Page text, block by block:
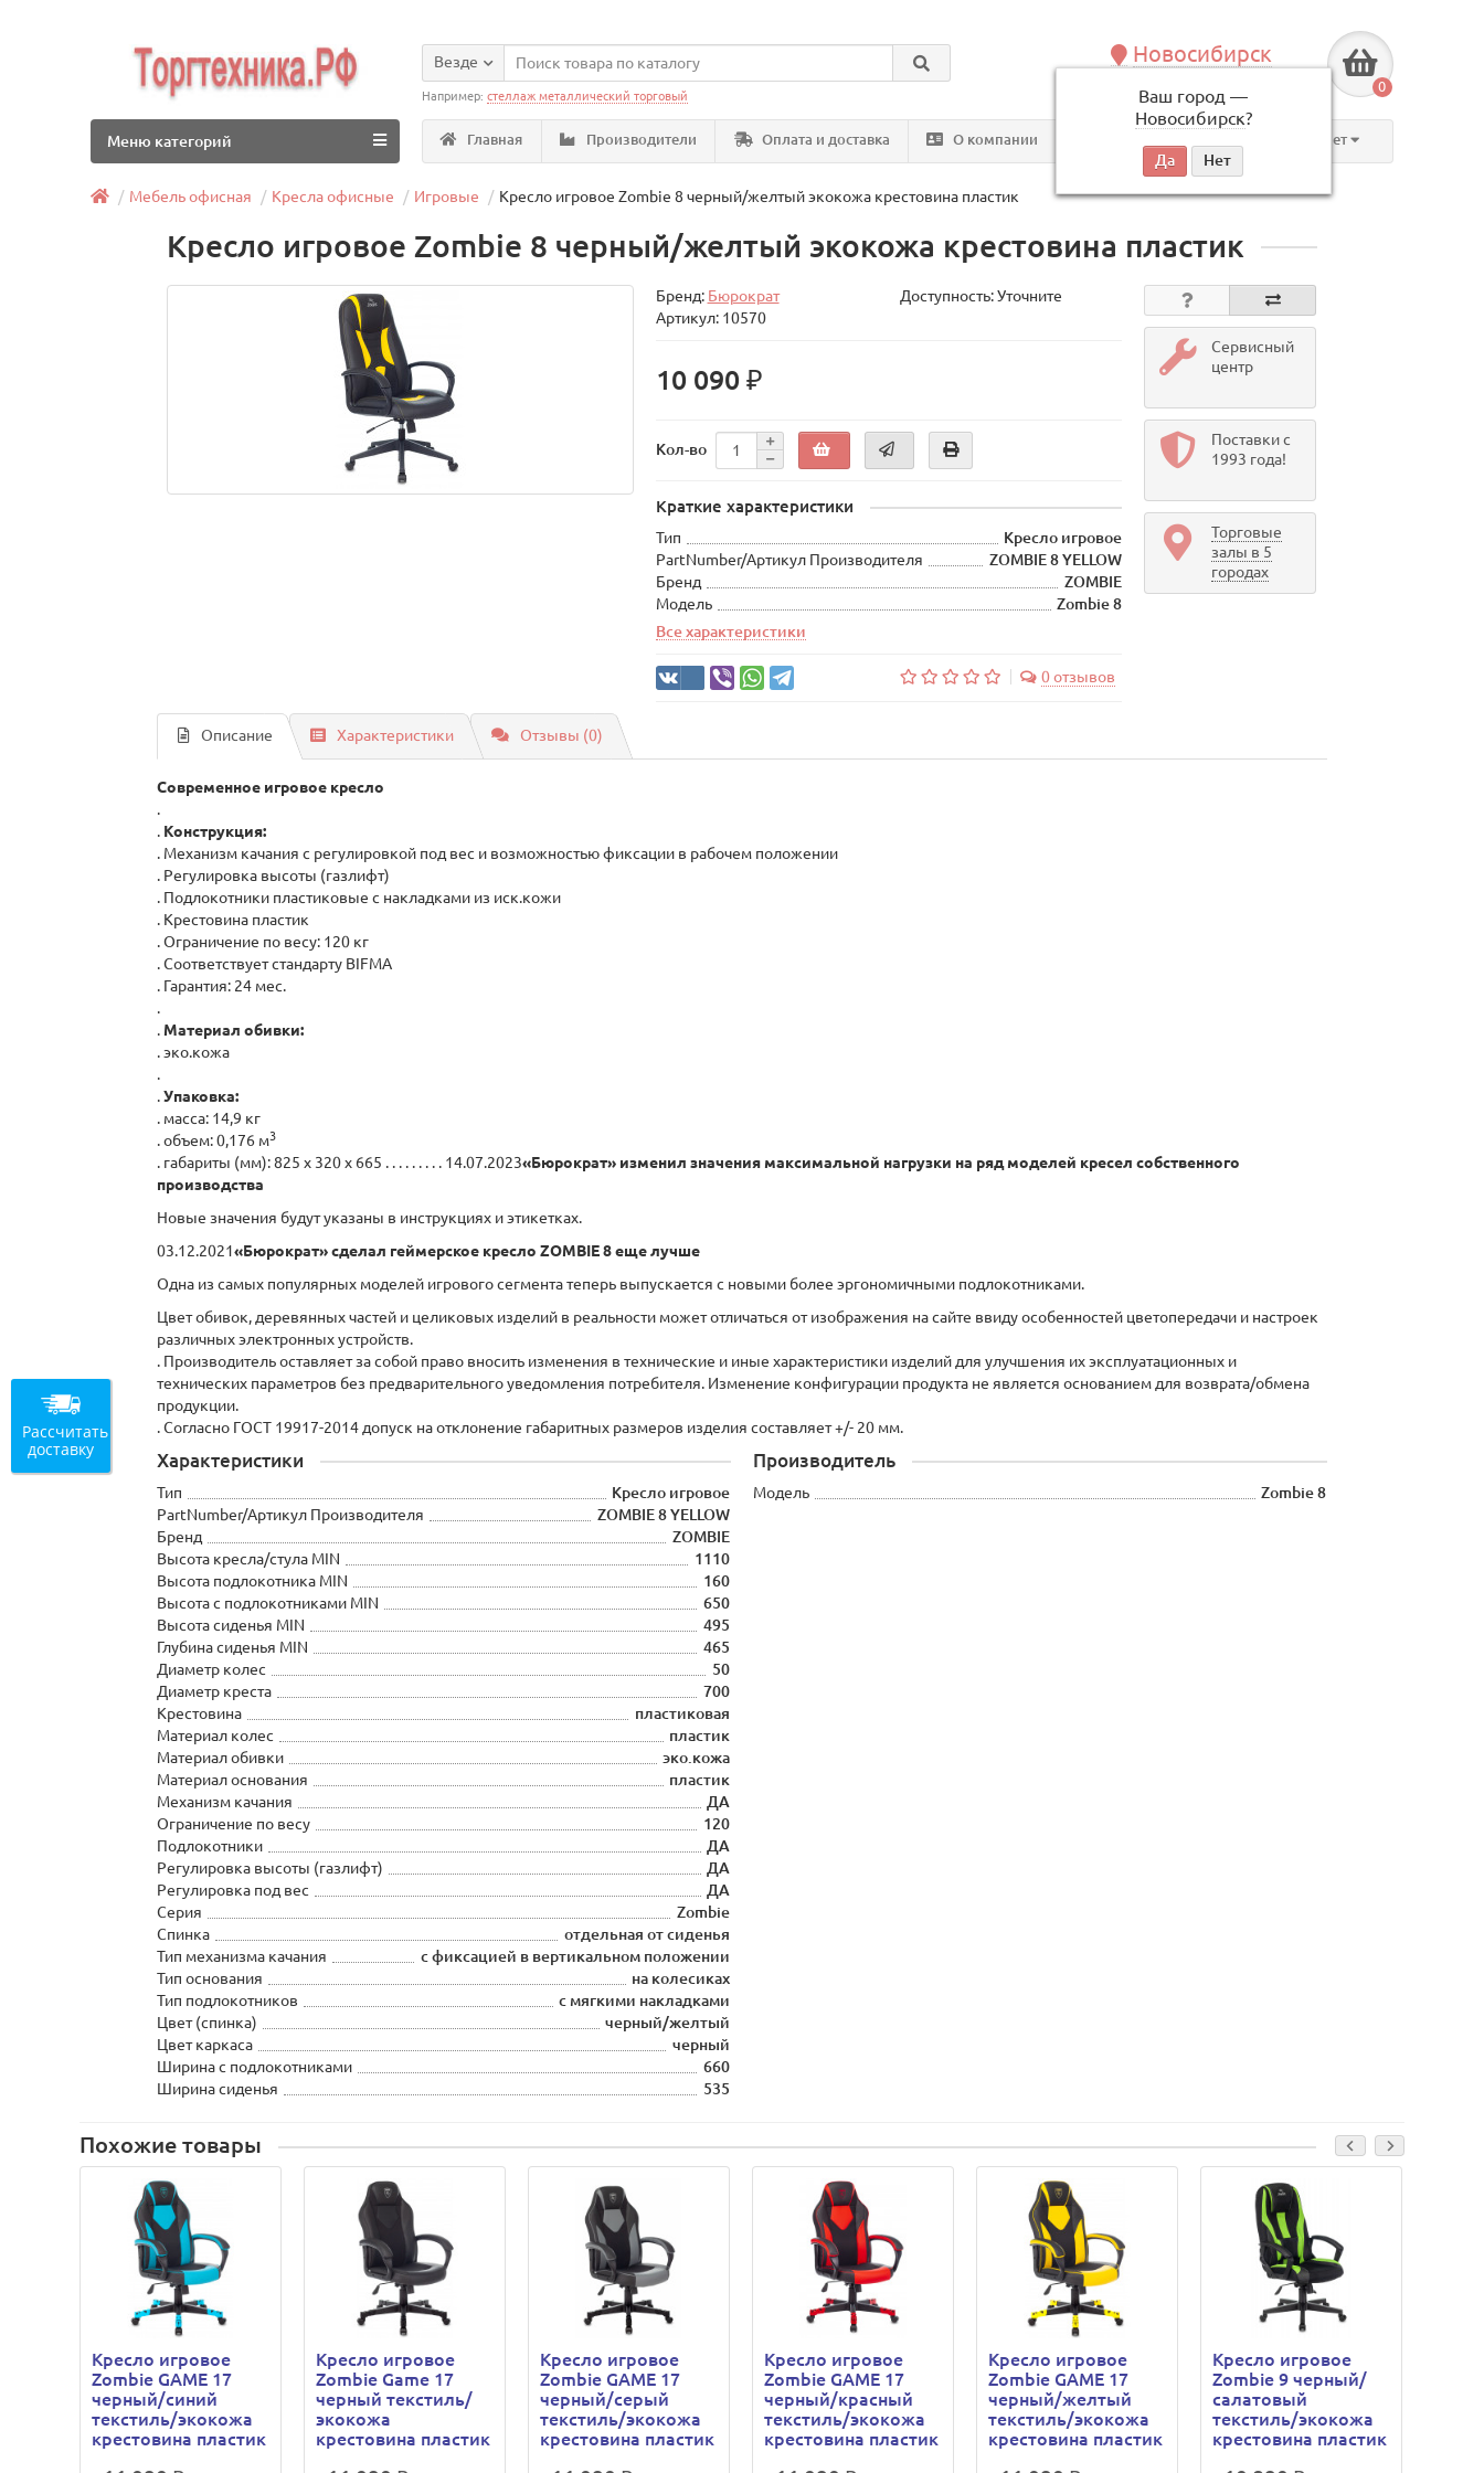
Новосибирск
Ваш город —
Новосибирск?
по будням, с 09:00 до 18:00
0
Везде
Например:стеллаж металлический торговый
Главная Производители Оплата и доставка О компании Личный кабинет
Меню категорий
Мебель офисная Кресла офисные Игровые Кресло игровое Zombie 8 черный/желтый экокожа крестовина пластик
Кресло игровое Zombie 8 черный/желтый экокожа крестовина пластик
Бренд: Бюрократ
Доступность: Уточните
Артикул: 10570
10 090 ₽
Кол-во
Краткие характеристики
Тип
Кресло игровое
PartNumber/Артикул Производителя
ZOMBIE 8 YELLOW
Бренд
ZOMBIE
Модель
Zombie 8
Все характеристики
0 отзывов
Сервисный
центр
Поставки с
1993 года!
Торговые
залы в 5
городах
Описание Характеристики Отзывы (0)
Современное игровое кресло
.
. Конструкция:
. Механизм качания с регулировкой под вес и возможностью фиксации в рабочем положении
. Регулировка высоты (газлифт)
. Подлокотники пластиковые с накладками из иск.кожи
. Крестовина пластик
. Ограничение по весу: 120 кг
. Соответствует стандарту BIFMA
. Гарантия: 24 мес.
.
. Материал обивки:
. эко.кожа
.
.Упаковка:
. масса: 14,9 кг
. объем: 0,176 м3
. габариты (мм): 825 x 320 x 665 . . . . . . . . . 14.07.2023«Бюрократ» изменил значения максимальной нагрузки на ряд моделей кресел собственного
производства
Новые значения будут указаны в инструкциях и этикетках.
03.12.2021«Бюрократ» сделал геймерское кресло ZOMBIE 8 еще лучше
Одна из самых популярных моделей игрового сегмента теперь выпускается с новыми более эргономичными подлокотниками.
Цвет обивок, деревянных частей и целиковых изделий в реальности может отличаться от изображения на сайте ввиду особенностей цветопередачи и настроек
различных электронных устройств.
. Производитель оставляет за собой право вносить изменения в технические и иные характеристики изделий для улучшения их эксплуатационных и
технических параметров без предварительного уведомления потребителя. Изменение конфигурации продукта не является основанием для возврата/обмена
продукции.
. Согласно ГОСТ 19917-2014 допуск на отклонение габаритных размеров изделия составляет +/- 20 мм.
Характеристики
Тип
Кресло игровое
PartNumber/Артикул Производителя
ZOMBIE 8 YELLOW
Бренд
ZOMBIE
Высота кресла/стула MIN
1110
Высота подлокотника MIN
160
Высота с подлокотниками MIN
650
Высота сиденья MIN
495
Глубина сиденья MIN
465
Диаметр колес
50
Диаметр креста
700
Крестовина
пластиковая
Материал колес
пластик
Материал обивки
эко.кожа
Материал основания
пластик
Механизм качания
ДА
Ограничение по весу
120
Подлокотники
ДА
Регулировка высоты (газлифт)
ДА
Регулировка под вес
ДА
Серия
Zombie
Спинка
отдельная от сиденья
Тип механизма качания
с фиксацией в вертикальном положении
Тип основания
на колесиках
Тип подлокотников
с мягкими накладками
Цвет (спинка)
черный/желтый
Цвет каркаса
черный
Ширина с подлокотниками
660
Ширина сиденья
535
Производитель
Модель Zombie 8
Похожие товары
Кресло игровое
Zombie GAME 17
черный/синий
текстиль/экокожа
крестовина пластик
Кресло игровое
Zombie Game 17
черный текстиль/
экокожа
крестовина пластик
Кресло игровое
Zombie GAME 17
черный/серый
текстиль/экокожа
крестовина пластик
Кресло игровое
Zombie GAME 17
черный/красный
текстиль/экокожа
крестовина пластик
Кресло игровое
Zombie GAME 17
черный/желтый
текстиль/экокожа
крестовина пластик
Кресло игровое
Zombie 9 черный/
салатовый
текстиль/экокожа
крестовина пластик
Рассчитать
доставку